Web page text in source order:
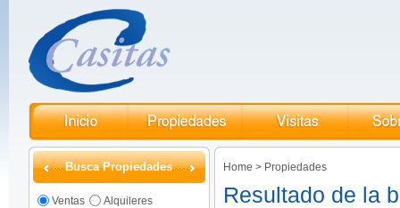
Busca Propiedades
Ventas Alquileres
Home > Propiedades
Resultado de la